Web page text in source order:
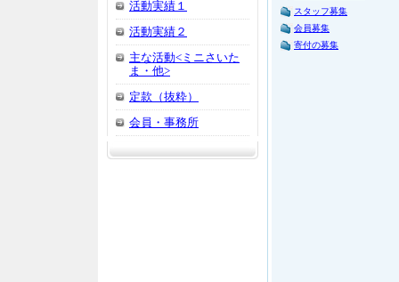
活動実績１
活動実績２
主な活動<ミニさいた
ま・他>
定款（抜粋）
会員・事務所
スタッフ募集
会員募集
寄付の募集